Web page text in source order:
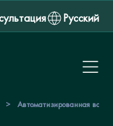
Русский
> Автоматизированная